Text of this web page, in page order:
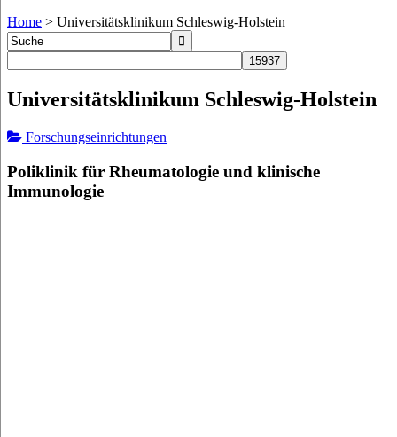
Home > Universitätsklinikum Schleswig-Holstein
Universitätsklinikum Schleswig-Holstein
Forschungseinrichtungen
Poliklinik für Rheumatologie und klinische
Immunologie